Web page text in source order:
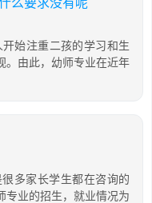
么要求没有呢
始注重二孩的学习和生
。由此，幼师专业在近年
多家长学生都在咨询的
专业的招生，就业情况为